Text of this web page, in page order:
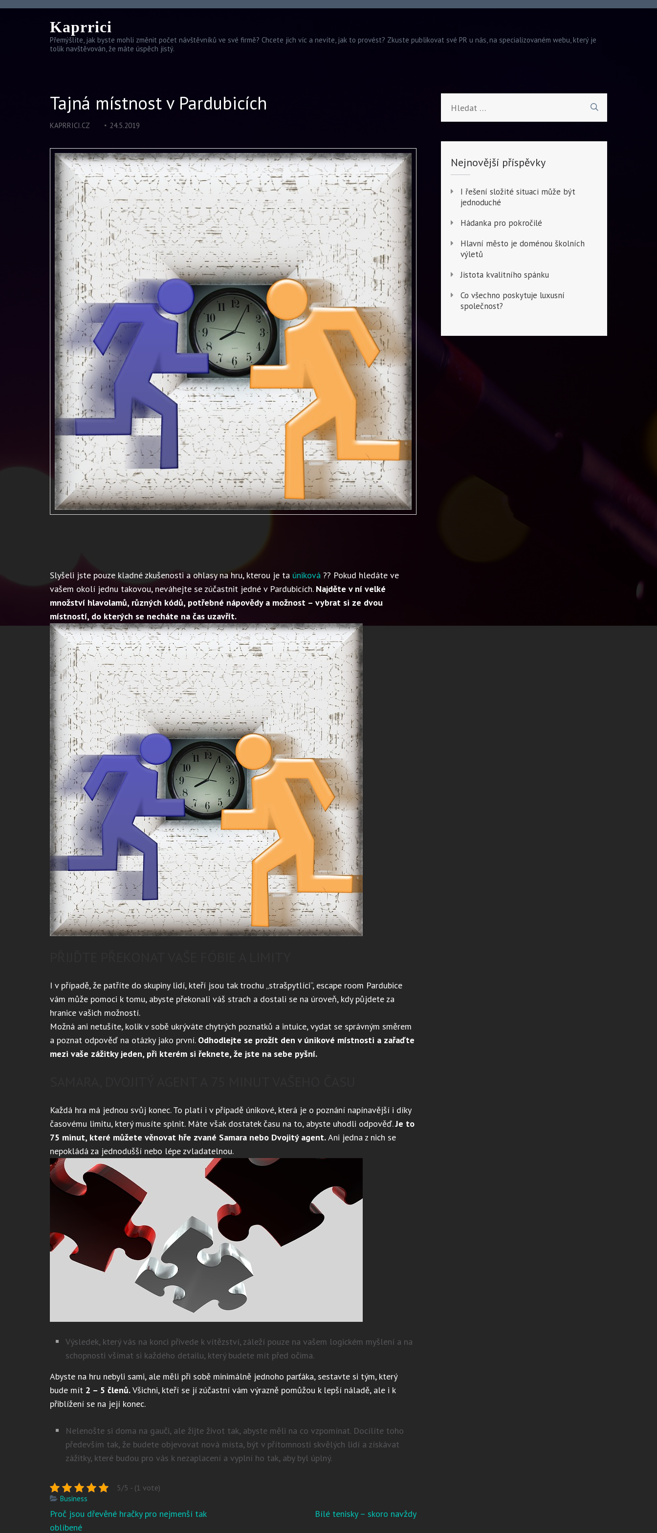
Kaprrici
Přemýšlíte, jak byste mohli změnit počet návštěvníků ve své firmě? Chcete jich víc a nevíte, jak to provést? Zkuste publikovat své PR u nás, na specializovaném webu, který je
tolik navštěvován, že máte úspěch jistý.
Tajná místnost v Pardubicích
KAPRRICI.CZ 24.5.2019
Slyšeli jste pouze kladné zkušenosti a ohlasy na hru, kterou je ta úniková ?? Pokud hledáte ve
vašem okolí jednu takovou, neváhejte se zúčastnit jedné v Pardubicích. Najděte v ní velké
množství hlavolamů, různých kódů, potřebné nápovědy a možnost – vybrat si ze dvou
místností, do kterých se necháte na čas uzavřít.
I v případě, že patříte do skupiny lidí, kteří jsou tak trochu „strašpytlíci“, escape room Pardubice
vám může pomoci k tomu, abyste překonali váš strach a dostali se na úroveň, kdy půjdete za
hranice vašich možností.
Možná ani netušíte, kolik v sobě ukrýváte chytrých poznatků a intuice, vydat se správným směrem
a poznat odpověď na otázky jako první. Odhodlejte se prožít den v únikové místnosti a zařaďte
mezi vaše zážitky jeden, při kterém si řeknete, že jste na sebe pyšní.
Každá hra má jednou svůj konec. To platí i v případě únikové, která je o poznání napínavější i díky
časovému limitu, který musíte splnit. Máte však dostatek času na to, abyste uhodli odpověď.Je to
75 minut, které můžete věnovat hře zvané Samara nebo Dvojitý agent.Ani jedna z nich se
nepokládá za jednodušší nebo lépe zvladatelnou.
Výsledek, který vás na konci přivede k vítězství, záleží pouze na vašem logickém myšlení a na
schopnosti všímat si každého detailu, který budete mít před očima.
Abyste na hru nebyli sami, ale měli při sobě minimálně jednoho parťáka, sestavte si tým, který
bude mít 2 – 5 členů.Všichni, kteří se jí zúčastní vám výrazně pomůžou k lepší náladě, ale i k
přiblížení se na její konec.
Nelenošte si doma na gauči, ale žijte život tak, abyste měli na co vzpomínat. Docílíte toho
především tak, že budete objevovat nová místa, být v přítomnosti skvělých lidí a získávat
zážitky, které budou pro vás k nezaplacení a vyplní ho tak, aby byl úplný.
5/5 - (1 vote)
Business
Navigace
pro
Proč jsou dřevěné hračky pro nejmenší tak
oblíbené
Bílé tenisky – skoro navždy
Nejnovější příspěvky
I řešení složité situaci může být
jednoduché
Hádanka pro pokročilé
Hlavní město je doménou školních
výletů
Jistota kvalitního spánku
Co všechno poskytuje luxusní
společnost?